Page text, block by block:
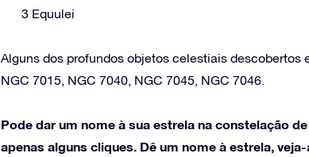
3 Equulei
Alguns dos profundos objetos celestiais descobertos
NGC 7015, NGC 7040, NGC 7045, NGC 7046.
Pode dar um nome à sua estrela na constelação
apenas alguns cliques. Dê um nome à estrela,